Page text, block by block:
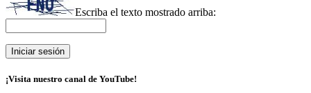
Escriba el texto mostrado arriba:
¡Visita nuestro canal de YouTube!